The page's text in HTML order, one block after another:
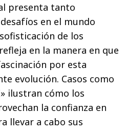
presenta tanto
en el mundo
de los
en la manera en que
por esta
evolución. Casos como
ilustran cómo los
la confianza en
llevar a cabo sus